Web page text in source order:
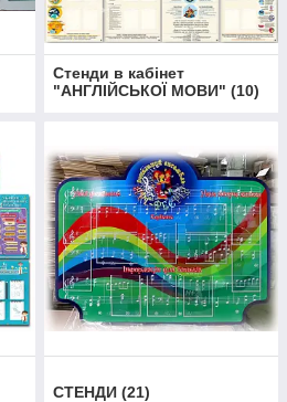
Стенди в кабінет
"АНГЛІЙСЬКОЇ МОВИ" (10)
СТЕНДИ (21)